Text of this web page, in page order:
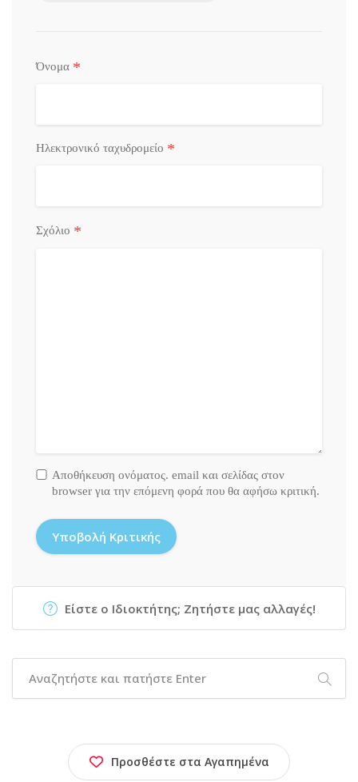
Όνομα *
Ηλεκτρονικό ταχυδρομείο *
Σχόλιο *
Αποθήκευση ονόματος. email και σελίδας στον
browser για την επόμενη φορά που θα αφήσω κριτική.
Είστε ο Ιδιοκτήτης; Ζητήστε μας αλλαγές!
Προσθέστε στα Αγαπημένα